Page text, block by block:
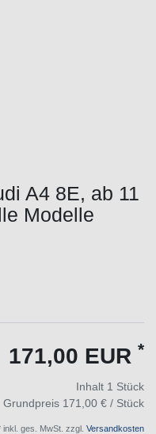
A4 8E, ab 11
Modelle
171,00 EUR *
Inhalt 1 Stück
Grundpreis 171,00 € / Stück
inkl. ges. MwSt. zzgl. Versandkosten